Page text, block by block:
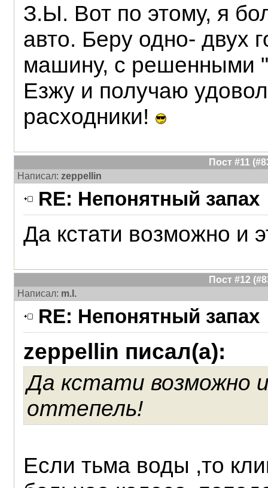
З.Ы. Вот по этому, я
авто. Беру одно- двух
машину, с решенными
Езжу и получаю
расходники!
Пост #11
Написал: zeppellin
RE: Непонятный запах
Да кстати возможно и
Пост #12
Написал: m.l.
RE: Непонятный запах
zeppellin писал(а):
Да кстати возможно
оттепель!
Если тьма воды ,то